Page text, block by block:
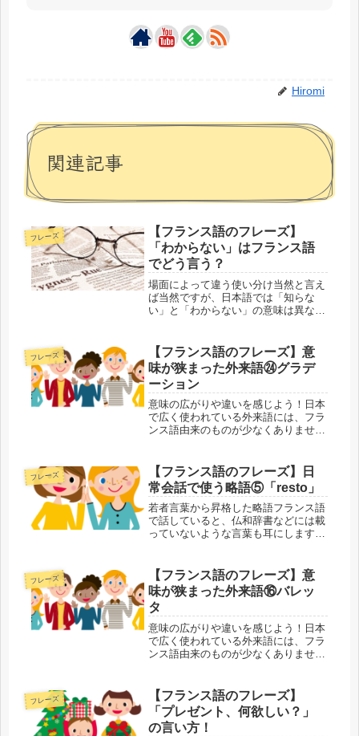
Hiromi
関連記事
フレーズ
【フランス語のフレーズ】
「わからない」はフランス語
でどう言う？
場面によって違う使い分け当然と言え
ば当然ですが、日本語では「知らな
い」と「わからない」の意味は異なり
「理解する」という意味の動詞がそれ
ぞれあるにもかかわらず、あまり使い
分けが...
フレーズ
【フランス語のフレーズ】意
味が狭まった外来語㉔グラデ
ーション
意味の広がりや違いを感じよう！日本
で広く使われている外来語には、フラ
ンス語由来のものが少なくありませ
味が抜け落ちたり、変わってしまうこ
とすらあります。外来語・元の単語の
両方...
フレーズ
【フランス語のフレーズ】日
常会話で使う略語⑤「resto」
若者言葉から昇格した略語フランス語
で話していると、仏和辞書などには載
っていないような言葉も耳にします。
もに社会的にも認知されて、多くの人
が使うようになった言葉です。かしこ
ま...
フレーズ
【フランス語のフレーズ】意
味が狭まった外来語⑯バレッ
タ
意味の広がりや違いを感じよう！日本
で広く使われている外来語には、フラ
ンス語由来のものが少なくありませ
味が抜け落ちたり、変わってしまうこ
とすらあります。外来語・元の単語の
両方...
フレーズ
【フランス語のフレーズ】
「プレゼント、何欲しい？」
の言い方！